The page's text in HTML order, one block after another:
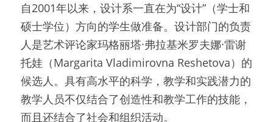
自2001年以来，设计系一直在为“设计”（学士和
硕士学位）方向的学生做准备。设计部门的负责
人是艺术评论家玛格丽塔·弗拉基米罗夫娜·雷谢
托娃（Margarita Vladimirovna Reshetova）的
候选人。具有高水平的科学，教学和实践潜力的
教学人员不仅结合了创造性和教学工作的技能，
而且还结合了社会和组织活动。